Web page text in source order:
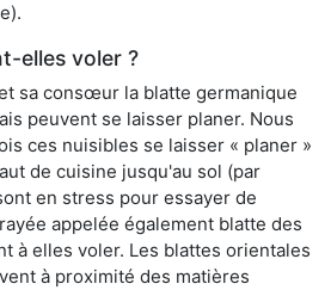
elles voler ?
sa consœur la blatte germanique
peuvent se laisser planer. Nous
ces nuisibles se laisser « planer »
de cuisine jusqu'au sol (par
en stress pour essayer de
appelée également blatte des
à elles voler. Les blattes orientales
à proximité des matières